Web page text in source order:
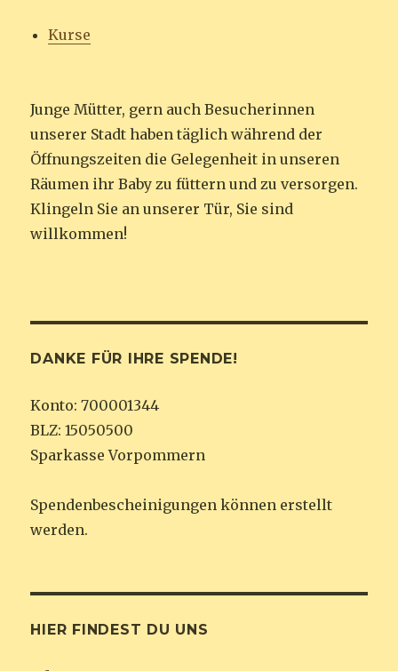
Kurse
Junge Mütter, gern auch Besucherinnen
unserer Stadt haben täglich während der
Öffnungszeiten die Gelegenheit in unseren
Räumen ihr Baby zu füttern und zu versorgen.
Klingeln Sie an unserer Tür, Sie sind
willkommen!
DANKE FÜR IHRE SPENDE!
Konto: 700001344
BLZ: 15050500
Sparkasse Vorpommern
Spendenbescheinigungen können erstellt
werden.
HIER FINDEST DU UNS